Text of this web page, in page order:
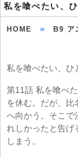
私を喰べたい、
HOME » B9 ア
私を喰べたい、
第11話 私を喰べ
を休む。だが、比
へ向かう。そこで
れしかったと告げ
しまう。